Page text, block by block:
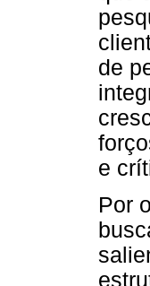
de
e
Por